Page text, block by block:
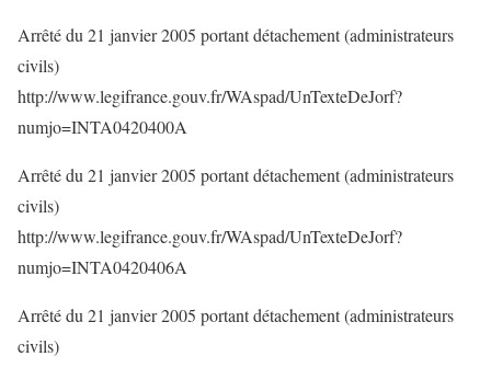
Arrêté du 21 janvier 2005 portant détachement (administrateurs
civils)
http://www.legifrance.gouv.fr/WAspad/UnTexteDeJorf?
numjo=INTA0420400A
Arrêté du 21 janvier 2005 portant détachement (administrateurs
civils)
http://www.legifrance.gouv.fr/WAspad/UnTexteDeJorf?
numjo=INTA0420406A
Arrêté du 21 janvier 2005 portant détachement (administrateurs
civils)